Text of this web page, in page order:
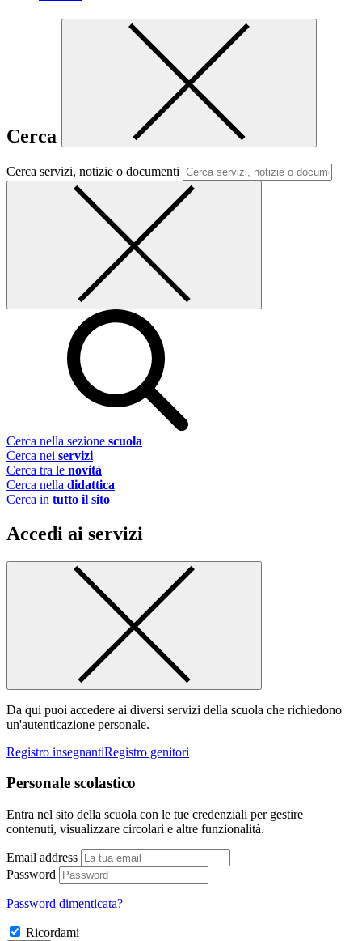
Cerca
Cerca servizi, notizie o documenti
Cerca nella sezione scuola
Cerca nei servizi
Cerca tra le novità
Cerca nella didattica
Cerca in tutto il sito
Accedi ai servizi
Da qui puoi accedere ai diversi servizi della scuola che richiedono
un'autenticazione personale.
Registro insegnantiRegistro genitori
Personale scolastico
Entra nel sito della scuola con le tue credenziali per gestire
contenuti, visualizzare circolari e altre funzionalità.
Email address
Password
Password dimenticata?
Ricordami